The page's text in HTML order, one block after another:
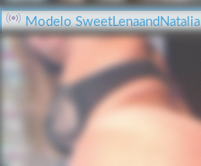
Modelo SweetLenaandNatalia